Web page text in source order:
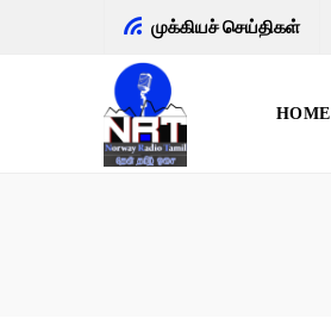
முக்கியச் செய்திகள்
HOME